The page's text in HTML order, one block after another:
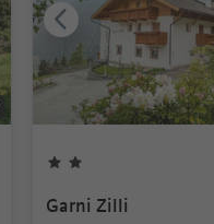
Garni Zilli